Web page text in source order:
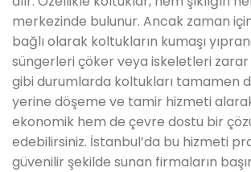
merkezinde bulunur. Ancak zaman
bağlı olarak koltukların kumaşı
süngerleri çöker veya iskeletleri zarar
gibi durumlarda koltukları tamamen
yerine döşeme ve tamir hizmeti
ekonomik hem de çevre dostu bir
edebilirsiniz. İstanbul’da bu hizmeti
güvenilir şekilde sunan firmaların